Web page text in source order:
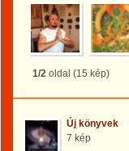
1/2oldal (15 kép)
Új könyvek
7 kép